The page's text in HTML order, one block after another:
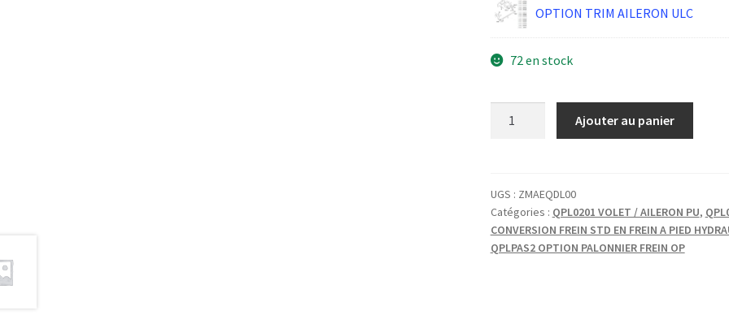
OPTION TRIM AILERON ULC
72 en stock
AVEC
SECURITE
Ajouter au panier
UGS : ZMAEQDL00
Catégories : QPL0201 VOLET / AILERON PU,
CONVERSION FREIN STD EN FREIN A PIED
QPLPAS2 OPTION PALONNIER FREIN OP